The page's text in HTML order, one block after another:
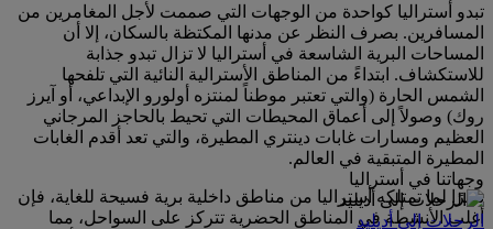
تبدو أستراليا كواحدة من الوجهات التي صممت لأجل المغامرين من
المسافرين. بصرف النظر عن مدنها المكتظة بالسكان، إلا أن
المساحات البرية الشاسعة في أستراليا لا تزال تبدو جذابة
للاستكشاف. ابتداءً من المناطق الأسترالية النائية التي تلفحها
الشمس الحارة (والتي تعتبر موطناً لمنتزه أولورو الإبداعي، أو آيرز
روك) وصولاً إلى أعماق المحيطات التي تحيط بالحاجز المرجاني
العظيم ومسارات غابات دينتري المطيرة، والتي تعد أقدم الغابات
المطيرة المتبقية في العالم.
نظرًا لما تمتلكه أستراليا من مناطق داخلية برية فسيحة للغاية، فإن
أغلب الأنشطة في المناطق الحضرية تتركز على السواحل، مما
وجهاتنا في أستراليا
الرحلات إلى أديليد